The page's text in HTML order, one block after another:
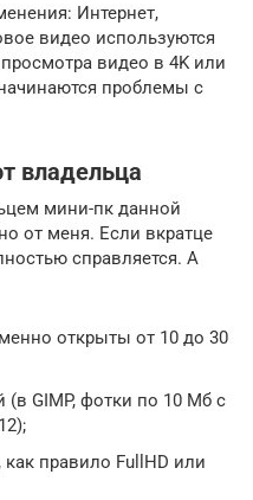
Интернет,
видео используются
видео в 4K или
проблемы с
владельца
мини-пк данной
от меня. Если вкратце
справляется. А
открыты от 10 до 30
(в GIMP, фотки по 10 Мб с
правило FullHD или